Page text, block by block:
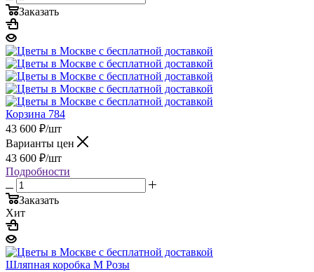
Заказать
Корзина 784
43 600 ₽/шт
Варианты цен
43 600 ₽/шт
Подробности
Заказать
Хит
Шляпная коробка М Розы